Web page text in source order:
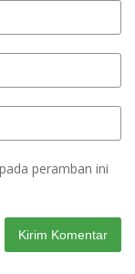
peramban ini